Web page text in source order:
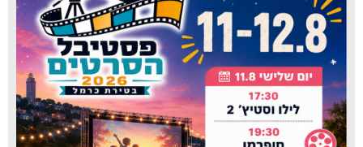
שיתוף פעולה ושילוב ידיים מיטבי של כל גופי החירום
וההצלה בעיר, תחת קורת גג אחת, ותשפר באופן
משמעותי את רמת המוכנות לחירום, תייעל את העבודה
ותשדרג את השירות לציבור".